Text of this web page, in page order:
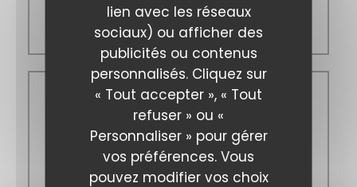
lien avec les réseaux
sociaux) ou afficher des
publicités ou contenus
personnalisés. Cliquez sur
« Tout accepter », « Tout
refuser » ou «
Personnaliser » pour gérer
vos préférences. Vous
pouvez modifier vos choix
12h00 - 14h15
19h00 - 21h45
Dimanche
Fermé
Iodé Sushi